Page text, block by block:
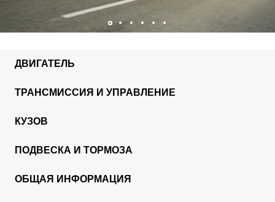
ДВИГАТЕЛЬ
ТРАНСМИССИЯ И УПРАВЛЕНИЕ
КУЗОВ
ПОДВЕСКА И ТОРМОЗА
ОБЩАЯ ИНФОРМАЦИЯ